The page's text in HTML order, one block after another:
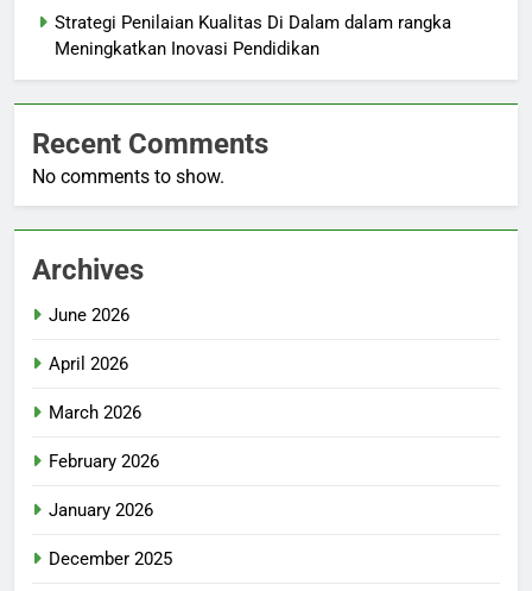
Strategi Penilaian Kualitas Di Dalam dalam rangka
Meningkatkan Inovasi Pendidikan
Recent Comments
No comments to show.
Archives
June 2026
April 2026
March 2026
February 2026
January 2026
December 2025